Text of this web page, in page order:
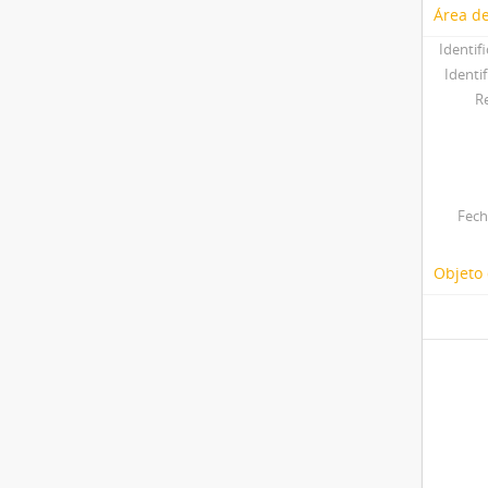
Área
Objeto